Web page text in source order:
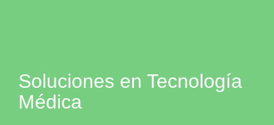
Soluciones en Tecnología
Médica